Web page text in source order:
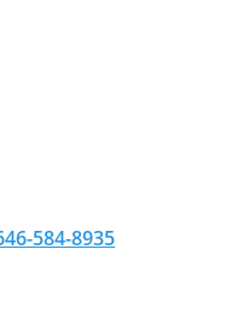
584-8935